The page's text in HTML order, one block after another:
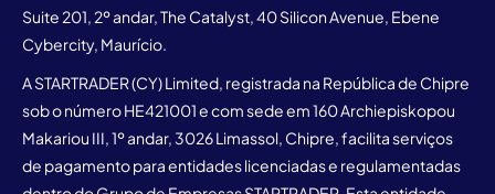
Suite 201, 2º andar, The Catalyst, 40 Silicon Avenue, Ebene
Cybercity, Maurício.
A STARTRADER (CY) Limited, registrada na República de Chipre
sob o número HE421001 e com sede em 160 Archiepiskopou
Makariou III, 1º andar, 3026 Limassol, Chipre, facilita serviços
de pagamento para entidades licenciadas e regulamentadas